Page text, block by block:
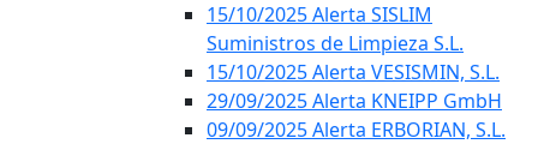
15/10/2025 Alerta SISLIM
Suministros de Limpieza S.L.
15/10/2025 Alerta VESISMIN, S.L.
29/09/2025 Alerta KNEIPP GmbH
09/09/2025 Alerta ERBORIAN, S.L.